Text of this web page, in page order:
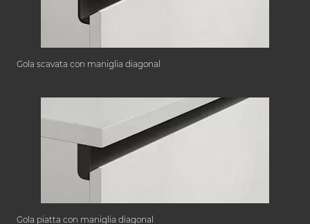
Gola scavata con maniglia diagonal
Gola piatta con maniglia diagonal